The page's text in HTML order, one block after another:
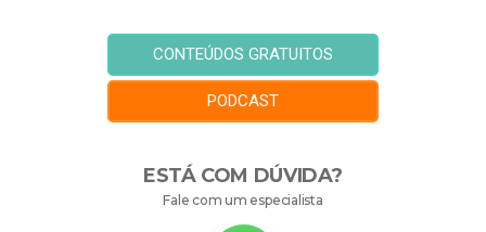
CONTEÚDOS GRATUITOS
PODCAST
ESTÁ COM DÚVIDA?
Fale com um especialista